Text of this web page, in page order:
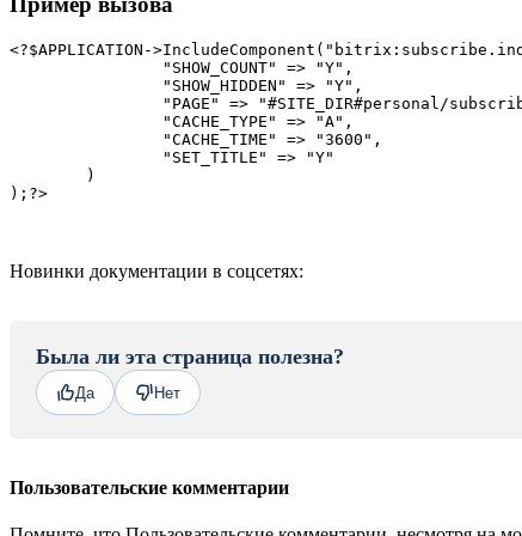
<?$APPLICATION-
Новинки документации в соцсетях:
Была ли эта страница полезна?
Да Нет
Пользовательские комментарии